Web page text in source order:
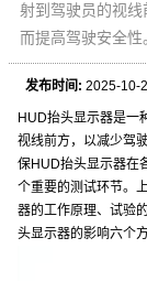
射到驾驶员的视
而提高驾驶安全
发布时间: 2025-
HUD抬头显示器是一
视线前方，以减少驾
保HUD抬头显示器在
个重要的测试环节。
器的工作原理、试验
头显示器的影响六个